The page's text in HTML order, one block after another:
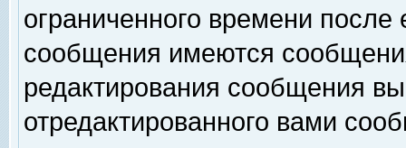
ограниченного времени
сообщения имеются
редактирования сообщения
отредактированного вами